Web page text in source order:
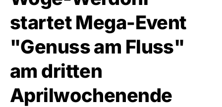
startet Mega-Event
"Genuss am Fluss"
am dritten
Aprilwochenende